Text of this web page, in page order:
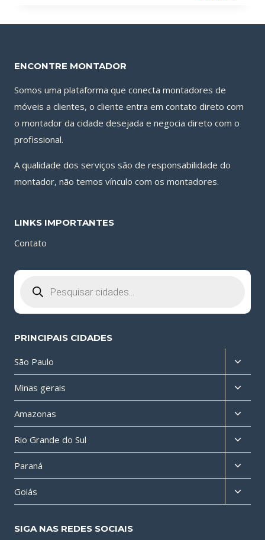
de 5
ENCONTRE MONTADOR
Somos uma plataforma que conecta montadores de
móveis a clientes, o cliente entra em contato direto com
o montador da cidade desejada e negocia direto com o
profissional.
A qualidade dos serviços são de responsabilidade do
montador, não temos vínculo com os montadores.
LINKS IMPORTANTES
Contato
produtos
PRINCIPAIS CIDADES
São Paulo
menu
filho
Minas gerais
menu
filho
Amazonas
menu
filho
Rio Grande do Sul
menu
filho
Paraná
menu
filho
Goiás
menu
SIGA NAS REDES SOCIAIS